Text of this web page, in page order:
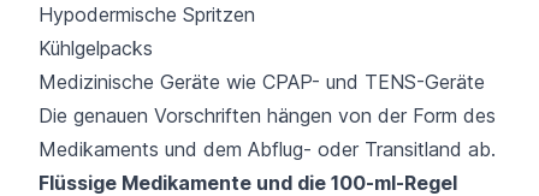
Hypodermische Spritzen
Kühlgelpacks
Medizinische Geräte wie CPAP- und TENS-Geräte
Die genauen Vorschriften hängen von der Form des
Medikaments und dem Abflug- oder Transitland ab.
Flüssige Medikamente und die 100-ml-Regel